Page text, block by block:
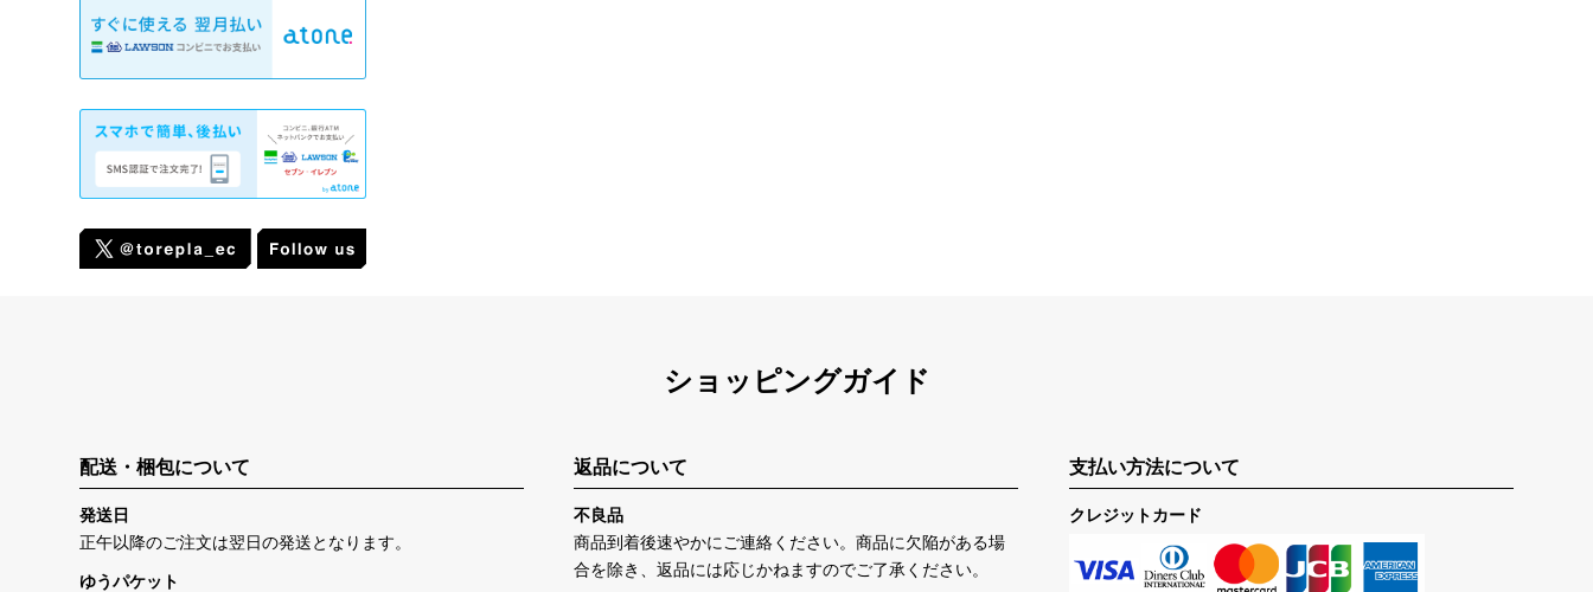
ショッピングガイド
配送・梱包について
発送日
正午以降のご注文は翌日の発送となります。
ゆうパケット
返品について
不良品
商品到着後速やかにご連絡ください。商品に欠陥がある場
合を除き、返品には応じかねますのでご了承ください。
支払い方法について
クレジットカード